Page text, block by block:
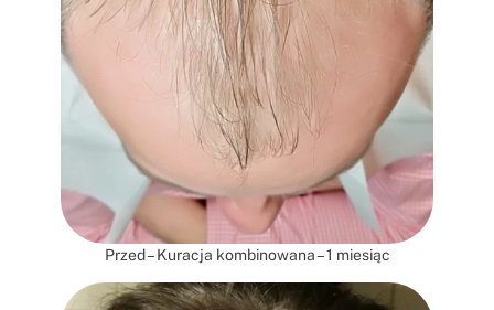
Przed – Kuracja kombinowana – 1 miesiąc